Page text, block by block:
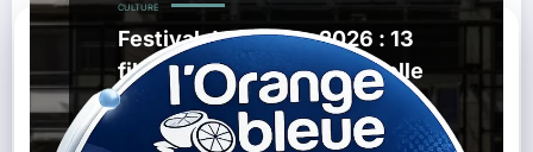
CULTURE
Festival de Cannes 2026 : 13
films de la Sélection officielle
projetés au Pathé Nantes
17/05/2026 Avant-Premières Cinéma
Cinéma